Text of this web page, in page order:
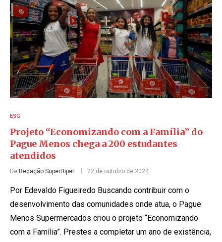
ESG
Projeto “Economizando com a Família” do
Pague Menos chega a 200 estudantes
atendidos
De Redação SuperHiper 22 de outubro de 2024
Por Edevaldo Figueiredo Buscando contribuir com o
desenvolvimento das comunidades onde atua, o Pague
Menos Supermercados criou o projeto “Economizando
com a Família”. Prestes a completar um ano de existência,